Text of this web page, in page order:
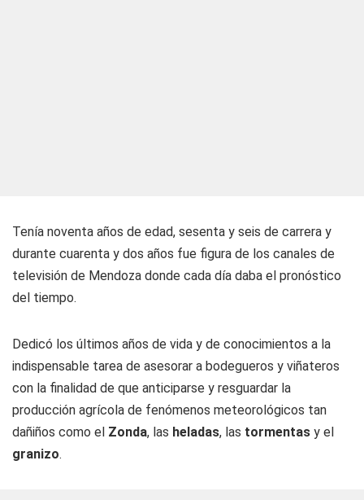
Tenía noventa años de edad, sesenta y seis de carrera y
durante cuarenta y dos años fue figura de los canales de
televisión de Mendoza donde cada día daba el pronóstico
del tiempo.
Dedicó los últimos años de vida y de conocimientos a la
indispensable tarea de asesorar a bodegueros y viñateros
con la finalidad de que anticiparse y resguardar la
producción agrícola de fenómenos meteorológicos tan
dañiños como el Zonda, las heladas, las tormentas y el
granizo.